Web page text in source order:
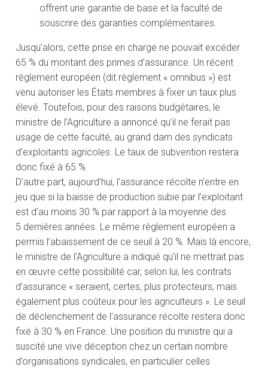
offrent une garantie de base et la faculté de
souscrire des garanties complémentaires.
Jusqu’alors, cette prise en charge ne pouvait excéder
65 % du montant des primes d’assurance. Un récent
règlement européen (dit règlement « omnibus ») est
venu autoriser les États membres à fixer un taux plus
élevé. Toutefois, pour des raisons budgétaires, le
ministre de l’Agriculture a annoncé qu’il ne ferait pas
usage de cette faculté, au grand dam des syndicats
d’exploitants agricoles. Le taux de subvention restera
donc fixé à 65 %.
D’autre part, aujourd’hui, l’assurance récolte n’entre en
jeu que si la baisse de production subie par l’exploitant
est d’au moins 30 % par rapport à la moyenne des
5 dernières années. Le même règlement européen a
permis l’abaissement de ce seuil à 20 %. Mais là encore,
le ministre de l’Agriculture a indiqué qu’il ne mettrait pas
en œuvre cette possibilité car, selon lui, les contrats
d’assurance « seraient, certes, plus protecteurs, mais
également plus coûteux pour les agriculteurs ». Le seuil
de déclenchement de l’assurance récolte restera donc
fixé à 30 % en France. Une position du ministre qui a
suscité une vive déception chez un certain nombre
d’organisations syndicales, en particulier celles